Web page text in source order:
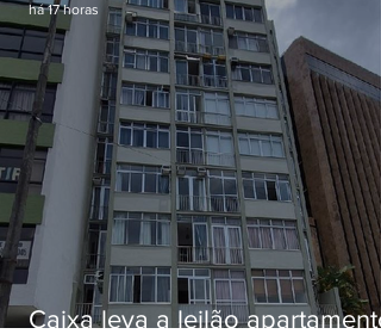
Caixa leva a leilão apartamento
há 17 horas